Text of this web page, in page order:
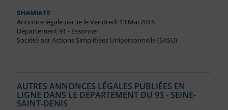
SHAMIATE
Annonce légale parue le Vendredi 13 Mai 2016
Département 91 - Essonne
Société par Actions Simplifiées Unipersonnelle (SASU)
AUTRES ANNONCES LÉGALES PUBLIÉES EN
LIGNE DANS LE DÉPARTEMENT DU 93 - SEINE-
SAINT-DENIS